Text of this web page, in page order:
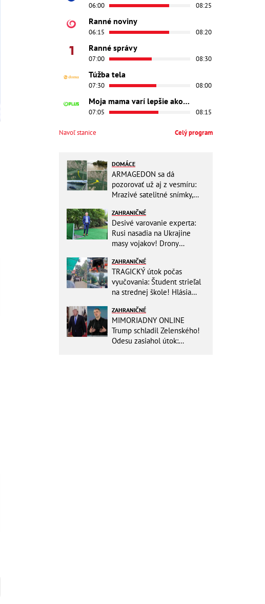
06:00 08:25
Ranné noviny
06:15 08:20
Ranné správy
07:00 08:30
Túžba tela
07:30 08:00
Moja mama varí lepšie ako tvoja
07:05 08:15
Navoľ stanice Celý program
DOMÁCE
ARMAGEDON sa dá
pozorovať už aj z vesmíru:
Mrazivé satelitné snímky,
vode ani stopy!
ZAHRANIČNÉ
Desivé varovanie experta:
Rusi nasadia na Ukrajine
masy vojakov! Drony
ZAHRANIČNÉ
TRAGICKÝ útok počas
vyučovania: Študent strieľal
na strednej škole! Hlásia
zranených
ZAHRANIČNÉ
MIMORIADNY ONLINE
Trump schladil Zelenského!
Odesu zasiahol útok: